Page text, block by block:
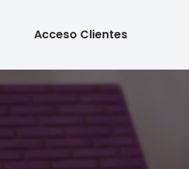
Acceso Clientes